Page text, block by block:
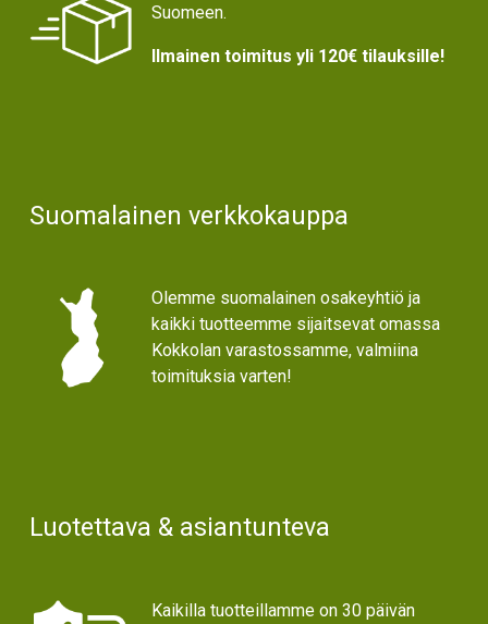
Suomeen.
Ilmainen toimitus yli 120€ tilauksille!
Suomalainen verkkokauppa
Olemme suomalainen osakeyhtiö ja
kaikki tuotteemme sijaitsevat omassa
Kokkolan varastossamme, valmiina
toimituksia varten!
Luotettava & asiantunteva
Kaikilla tuotteillamme on 30 päivän